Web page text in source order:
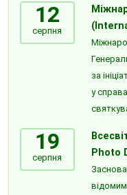
12
серпня
за
у
19
серпня
Photo